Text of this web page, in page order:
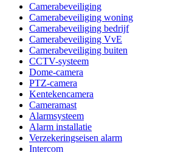
Camerabeveiliging
Camerabeveiliging woning
Camerabeveiliging bedrijf
Camerabeveiliging VvE
Camerabeveiliging buiten
CCTV-systeem
Dome-camera
PTZ-camera
Kentekencamera
Cameramast
Alarmsysteem
Alarm installatie
Verzekeringseisen alarm
Intercom